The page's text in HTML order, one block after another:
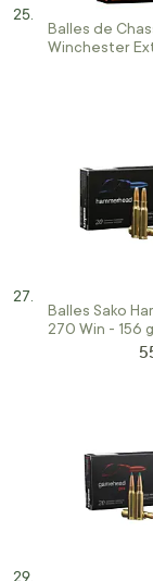
Balles de
Winchester
Lead Free
Balles Sako
270 Win - 156